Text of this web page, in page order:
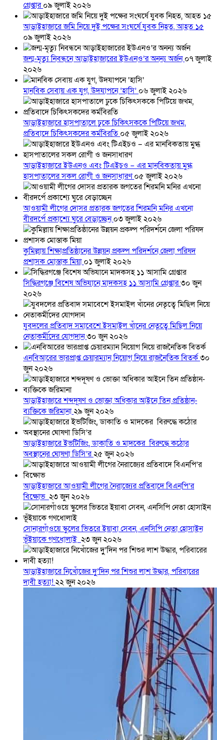
গ্রেপ্তার০৯ জুলাই ২০২৬
আড়াইহাজারে জমি নিয়ে দুই পক্ষের সংঘর্ষে যুবক নিহত, আহত ১৫
০৯ জুলাই ২০২৬
জন্ম-মৃত্যু নিবন্ধনে আড়াইহাজারের ইউএনও’র অনন্য অর্জন০৭ জুলাই
২০২৬
মানবিক সেবায় এক যুগ, উদযাপনে ‘হাসি’ ০৬ জুলাই ২০২৬
আড়াইহাজারে হাসপাতালে ঢুকে চিকিৎসককে পিটিয়ে জখম,
প্রতিবাদে চিকিৎসকদের কর্মবিরতি ০৫ জুলাই ২০২৬
আড়াইহাজারে ইউএনও এবং টিএইচও – এর মানবিকতায় মুগ্ধ
হাসপাতালের সকল রোগী ও জনসাধারণ০৫ জুলাই ২০২৬
আওয়ামী লীগের দোসর প্রতারক জগতের শিরমনি মনির এখনো
বীরদর্পে প্রকাশ্যে ঘুরে বেড়াচ্ছেন০৩ জুলাই ২০২৬
কুমিল্লায় শিক্ষাপ্রতিষ্ঠানের উন্নয়ন প্রকল্প পরিদর্শনে জেলা পরিষদ
প্রশাসক মোস্তাক মিয়া ০১ জুলাই ২০২৬
সিদ্ধিরগঞ্জে বিশেষ অভিযানে মাদকসহ ১১ আসামি গ্রেপ্তার৩০ জুন
২০২৬
যুবদলের প্রতিবাদ সমাবেশে ইসমাইল খাঁনের নেতৃত্বে মিছিল নিয়ে
নেতাকর্মীদের যোগদান৩০ জুন ২০২৬
এনবিআরের ভারপ্রাপ্ত চেয়ারম্যান নিয়োগ নিয়ে রাজনৈতিক বিতর্ক৩০
জুন ২০২৬
আড়াইহাজারে শব্দদূষণ ও ভোক্তা অধিকার আইনে তিন প্রতিষ্ঠান-
ব্যক্তিকে জরিমানা২৯ জুন ২০২৬
আড়াইহাজারে ইভটিজিং, ডাকাতি ও মাদকের বিরুদ্ধে কঠোর
অবস্থানের ঘোষণা ডিসি’র২৫ জুন ২০২৬
আড়াইহাজারে আওয়ামী লীগের নৈরাজ্যের প্রতিবাদে বিএনপি’র
বিক্ষোভ ২৩ জুন ২০২৬
সোনারগাঁওয়ে স্কুলের ভিতরে ইয়াবা সেবন, এনসিপি নেতা হোসাইন
ভূঁইয়াকে গণধোলাই ২৩ জুন ২০২৬
আড়াইহাজারে নিখোঁজের দুু’দিন পর শিশুর লাশ উদ্ধার, পরিবারের
দাবী হত্যা!২২ জুন ২০২৬